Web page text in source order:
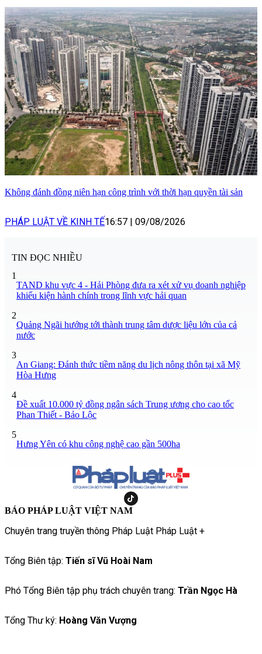
Không đánh đồng niên hạn công trình với thời hạn quyền tài sản
PHÁP LUẬT VỀ KINH TẾ16:57 09/08/2026
TIN ĐỌC NHIỀU
1
TAND khu vực 4 - Hải Phòng đưa ra xét xử vụ doanh nghiệp
khiếu kiện hành chính trong lĩnh vực hải quan
2
Quảng Ngãi hướng tới thành trung tâm dược liệu lớn của cả
nước
3
An Giang: Đánh thức tiềm năng du lịch nông thôn tại xã Mỹ
Hòa Hưng
4
Đề xuất 10.000 tỷ đồng ngân sách Trung ương cho cao tốc
Phan Thiết - Bảo Lộc
5
Hưng Yên có khu công nghệ cao gần 500ha
BÁO PHÁP LUẬT VIỆT NAM
Chuyên trang truyền thông Pháp Luật Pháp Luật +
Tổng Biên tập: Tiến sĩ Vũ Hoài Nam
Phó Tổng Biên tập phụ trách chuyên trang: Trần Ngọc Hà
Tổng Thư ký: Hoàng Văn Vượng